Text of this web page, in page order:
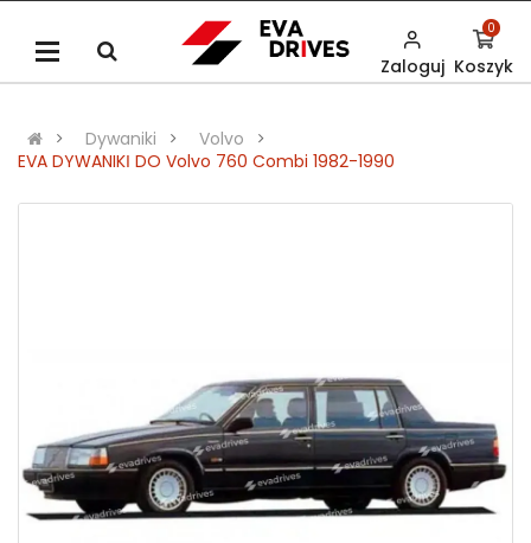
Zaloguj Koszyk
0
Dywaniki
Volvo
EVA DYWANIKІ DO Volvo 760 Combi 1982-1990